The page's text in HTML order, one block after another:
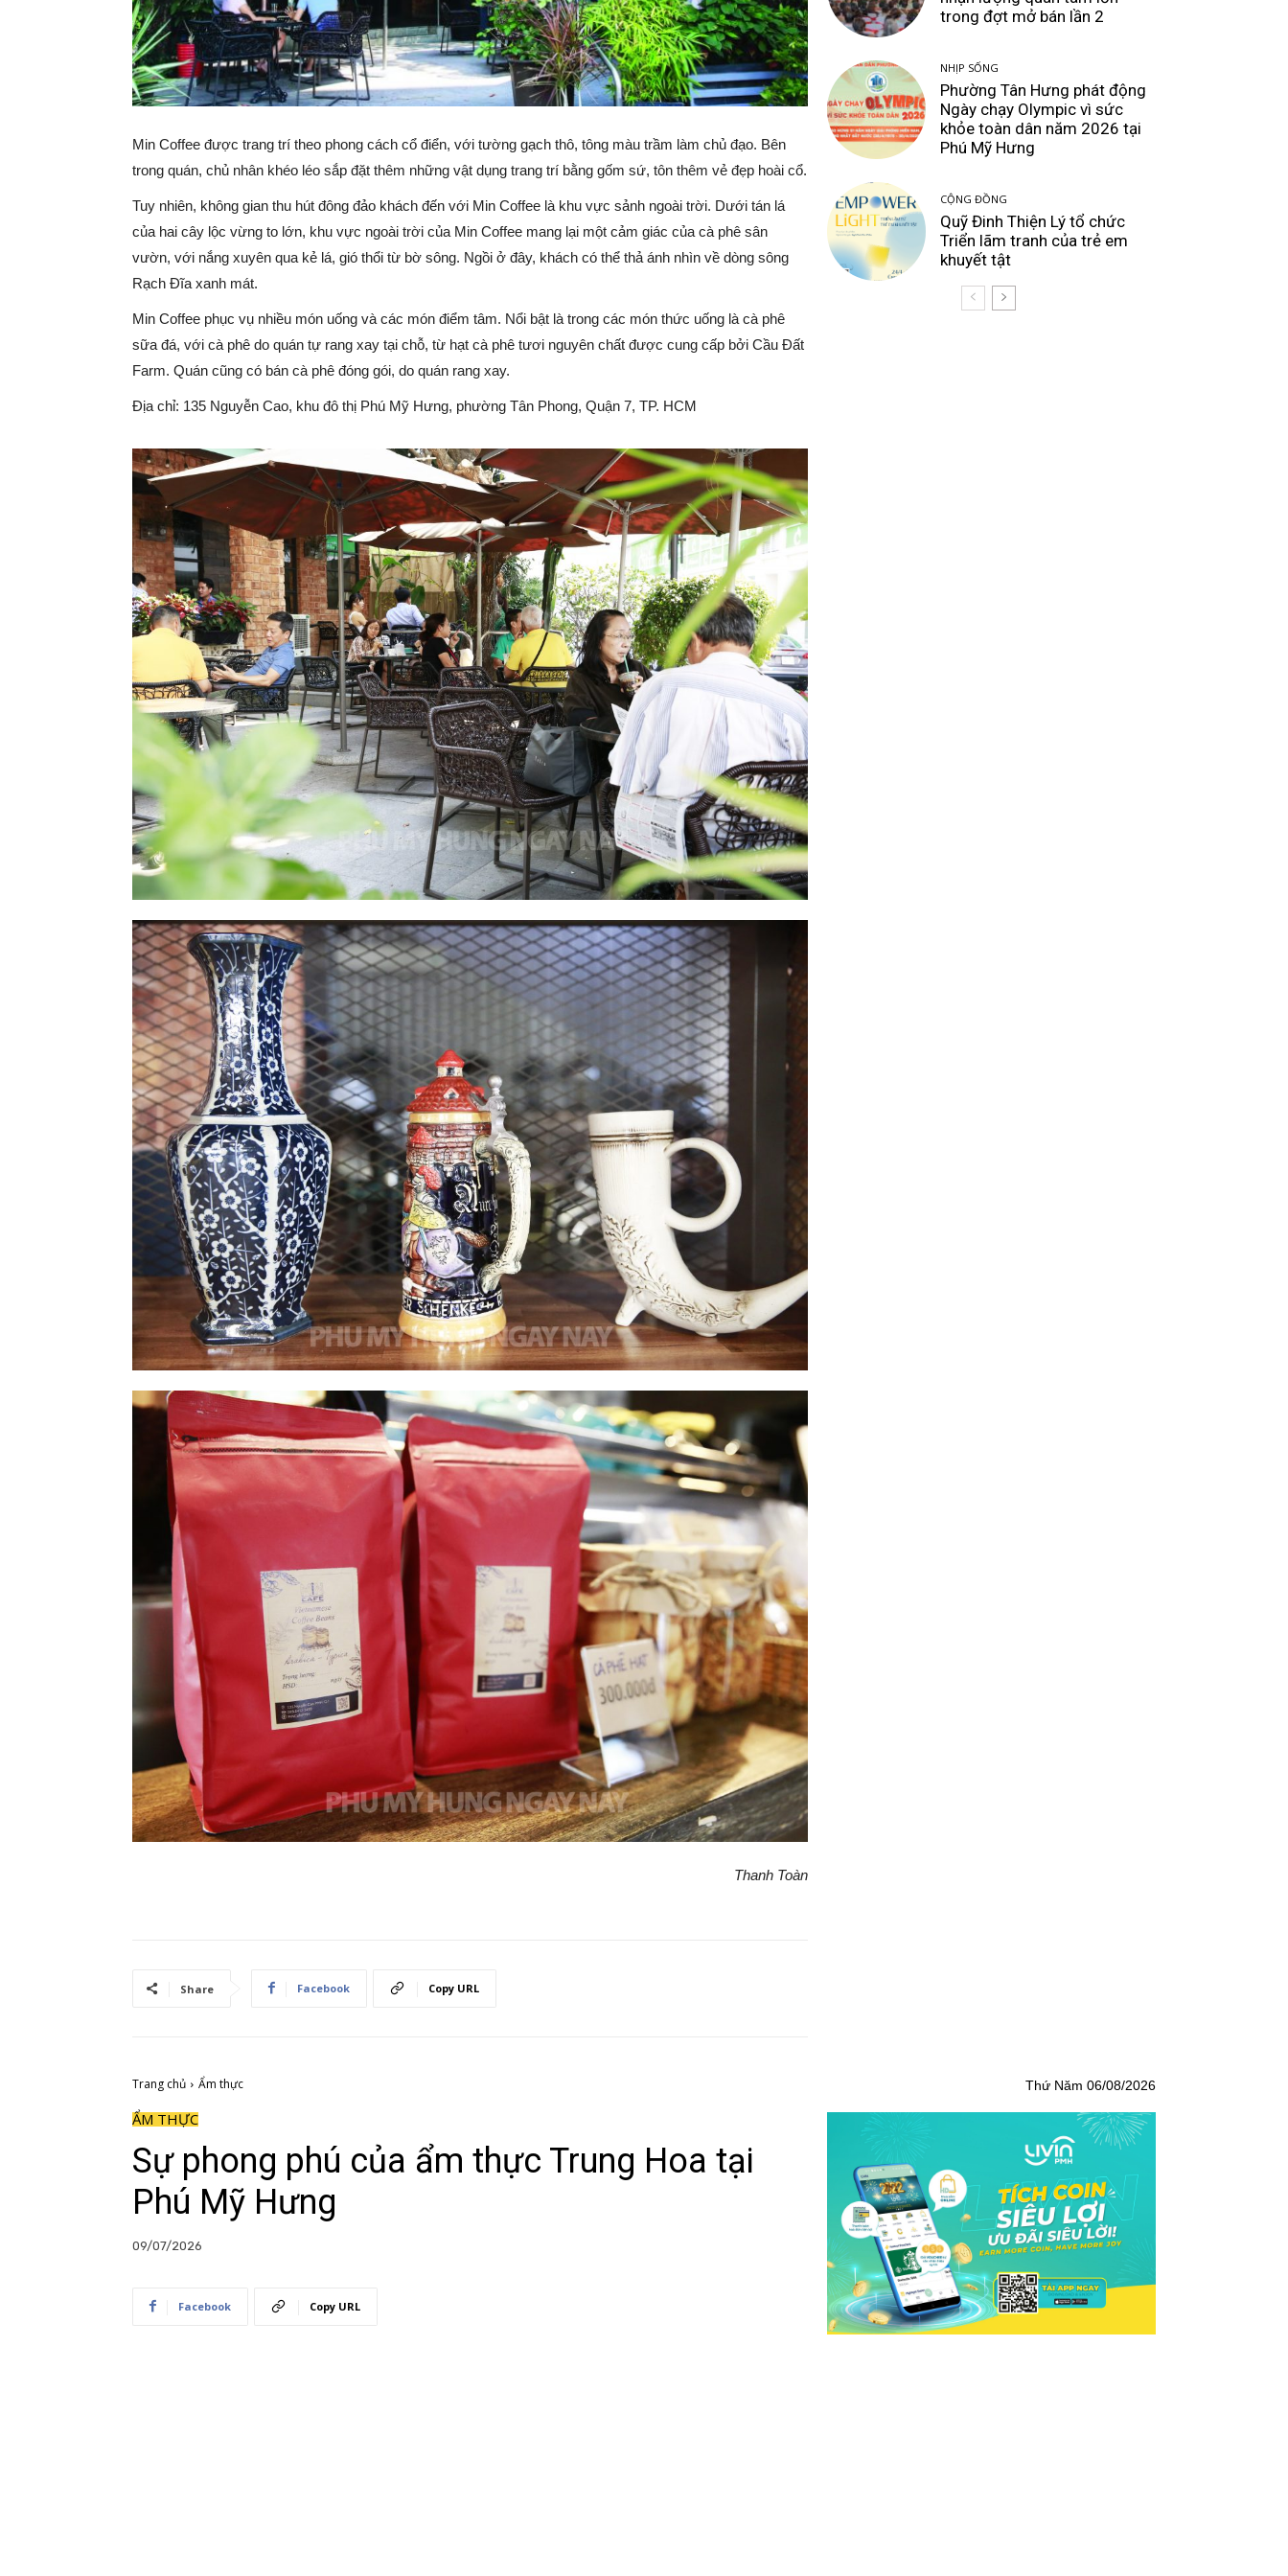
Min Coffee được trang trí theo phong cách cổ điển, với tường gạch thô, tông màu trầm làm chủ đạo. Bên
trong quán, chủ nhân khéo léo sắp đặt thêm những vật dụng trang trí bằng gốm sứ, tôn thêm vẻ đẹp hoài cổ.
Tuy nhiên, không gian thu hút đông đảo khách đến với Min Coffee là khu vực sảnh ngoài trời. Dưới tán lá
của hai cây lộc vừng to lớn, khu vực ngoài trời của Min Coffee mang lại một cảm giác của cà phê sân
vườn, với nắng xuyên qua kẻ lá, gió thổi từ bờ sông. Ngồi ở đây, khách có thể thả ánh nhìn về dòng sông
Rạch Đĩa xanh mát.
Min Coffee phục vụ nhiều món uống và các món điểm tâm. Nổi bật là trong các món thức uống là cà phê
sữa đá, với cà phê do quán tự rang xay tại chỗ, từ hạt cà phê tươi nguyên chất được cung cấp bởi Cầu Đất
Farm. Quán cũng có bán cà phê đóng gói, do quán rang xay.
Địa chỉ: 135 Nguyễn Cao, khu đô thị Phú Mỹ Hưng, phường Tân Phong, Quận 7, TP. HCM
Thanh Toàn
Share Facebook Copy URL
trong đợt mở bán lần 2
NHỊP SỐNG
Phường Tân Hưng phát động
Ngày chạy Olympic vì sức
khỏe toàn dân năm 2026 tại
Phú Mỹ Hưng
CỘNG ĐỒNG
Quỹ Đinh Thiện Lý tổ chức
Triển lãm tranh của trẻ em
khuyết tật